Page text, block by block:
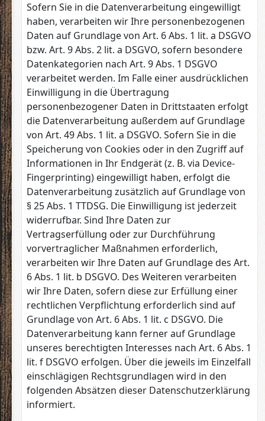
Sofern Sie in die Datenverarbeitung eingewilligt
haben, verarbeiten wir Ihre personenbezogenen
Daten auf Grundlage von Art. 6 Abs. 1 lit. a DSGVO
bzw. Art. 9 Abs. 2 lit. a DSGVO, sofern besondere
Datenkategorien nach Art. 9 Abs. 1 DSGVO
verarbeitet werden. Im Falle einer ausdrücklichen
Einwilligung in die Übertragung
personenbezogener Daten in Drittstaaten erfolgt
die Datenverarbeitung außerdem auf Grundlage
von Art. 49 Abs. 1 lit. a DSGVO. Sofern Sie in die
Speicherung von Cookies oder in den Zugriff auf
Informationen in Ihr Endgerät (z. B. via Device-
Fingerprinting) eingewilligt haben, erfolgt die
Datenverarbeitung zusätzlich auf Grundlage von
§ 25 Abs. 1 TTDSG. Die Einwilligung ist jederzeit
widerrufbar. Sind Ihre Daten zur
Vertragserfüllung oder zur Durchführung
vorvertraglicher Maßnahmen erforderlich,
verarbeiten wir Ihre Daten auf Grundlage des Art.
6 Abs. 1 lit. b DSGVO. Des Weiteren verarbeiten
wir Ihre Daten, sofern diese zur Erfüllung einer
rechtlichen Verpflichtung erforderlich sind auf
Grundlage von Art. 6 Abs. 1 lit. c DSGVO. Die
Datenverarbeitung kann ferner auf Grundlage
unseres berechtigten Interesses nach Art. 6 Abs. 1
lit. f DSGVO erfolgen. Über die jeweils im Einzelfall
einschlägigen Rechtsgrundlagen wird in den
folgenden Absätzen dieser Datenschutzerklärung
informiert.